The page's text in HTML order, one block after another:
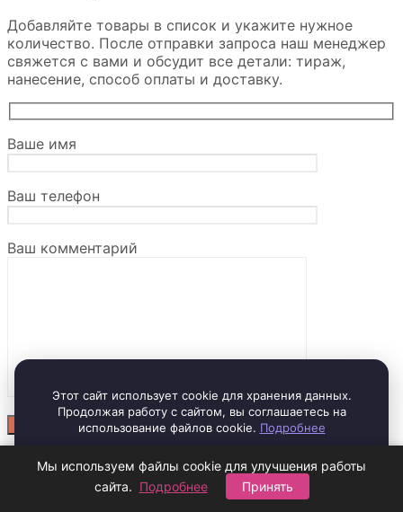
Добавляйте товары в список и укажите нужное
количество. После отправки запроса наш менеджер
свяжется с вами и обсудит все детали: тираж,
нанесение, способ оплаты и доставку.
Ваше имя
Ваш телефон
Ваш комментарий
Отправляя заявку, вы соглашаетесь с
политикой
конфиденциальности
Этот сайт использует cookie для хранения данных.
Продолжая работу с сайтом, вы соглашаетесь на
использование файлов cookie. Подробнее
Принять и закрыть
Мы используем файлы cookie для улучшения работы
сайта. Подробнее Принять